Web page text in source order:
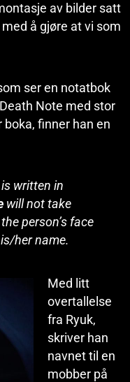
av bilder satt
å gjøre at vi som
ser en notatbok
Note med stor
finner han en
written in
will not take
person’s face
her name.
Med litt
overtallelse
fra Ryuk,
skriver han
navnet til en
mobber på